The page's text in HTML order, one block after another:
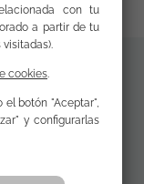
Final
Evaluación
con tu
a partir de tu
cookies.
el botón "Aceptar",
y configurarlas